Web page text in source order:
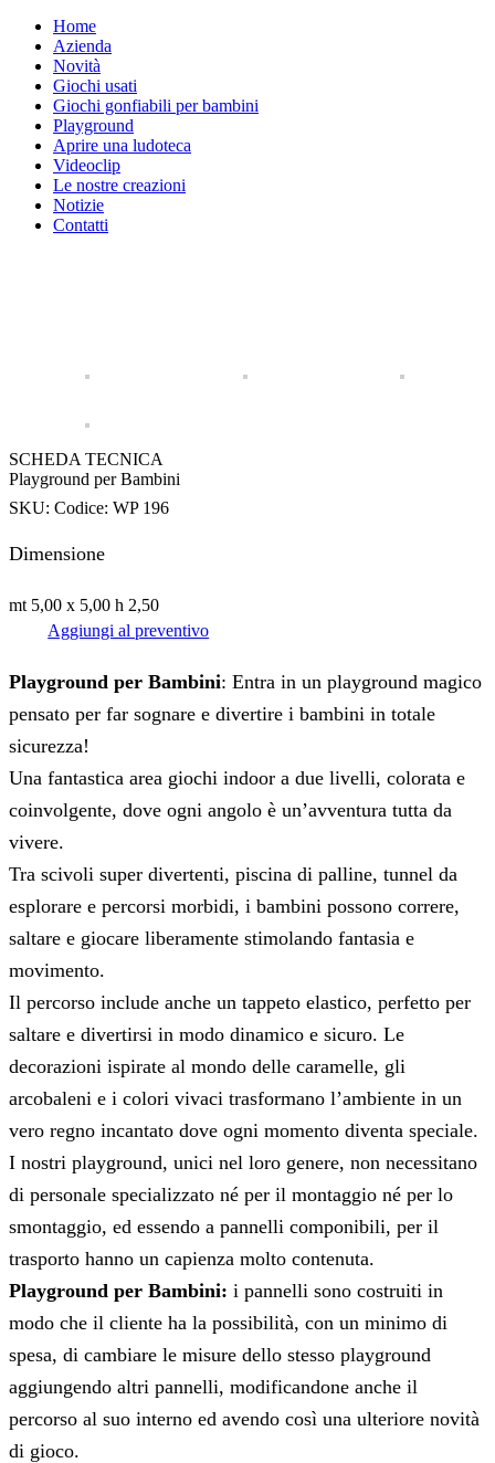
Home
Azienda
Novità
Giochi usati
Giochi gonfiabili per bambini
Playground
Aprire una ludoteca
Videoclip
Le nostre creazioni
Notizie
Contatti
SCHEDA TECNICA
Playground per Bambini
SKU: Codice: WP 196
Dimensione
mt 5,00 x 5,00 h 2,50
Aggiungi al preventivo
Playground per Bambini: Entra in un playground magico
pensato per far sognare e divertire i bambini in totale
sicurezza!
Una fantastica area giochi indoor a due livelli, colorata e
coinvolgente, dove ogni angolo è un’avventura tutta da
vivere.
Tra scivoli super divertenti, piscina di palline, tunnel da
esplorare e percorsi morbidi, i bambini possono correre,
saltare e giocare liberamente stimolando fantasia e
movimento.
Il percorso include anche un tappeto elastico, perfetto per
saltare e divertirsi in modo dinamico e sicuro. Le
decorazioni ispirate al mondo delle caramelle, gli
arcobaleni e i colori vivaci trasformano l’ambiente in un
vero regno incantato dove ogni momento diventa speciale.
I nostri playground, unici nel loro genere, non necessitano
di personale specializzato né per il montaggio né per lo
smontaggio, ed essendo a pannelli componibili, per il
trasporto hanno un capienza molto contenuta.
Playground per Bambini: i pannelli sono costruiti in
modo che il cliente ha la possibilità, con un minimo di
spesa, di cambiare le misure dello stesso playground
aggiungendo altri pannelli, modificandone anche il
percorso al suo interno ed avendo così una ulteriore novità
di gioco.